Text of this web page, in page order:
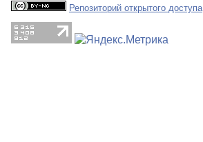
Репозиторий открытого доступа